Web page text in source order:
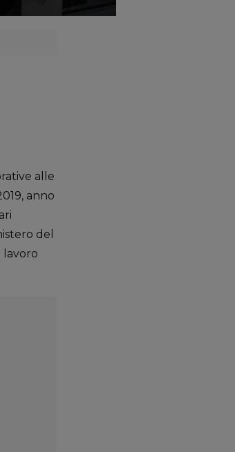
alle
anno
del
lavoro